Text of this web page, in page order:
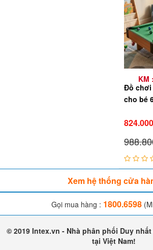
KM :
Đồ chơi
cho bé
Xem hệ thống cửa
Gọi mua hàng : 1800.6598
© 2019 Intex.vn - Nhà phân phối Duy
tại Việt Nam!